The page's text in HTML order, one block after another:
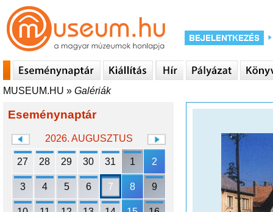
MUSEUM.HU » Galériák
Eseménynaptár
2026. AUGUSZTUS
27 28 29 30 31 1 2
3 4 5 6 7 8 9